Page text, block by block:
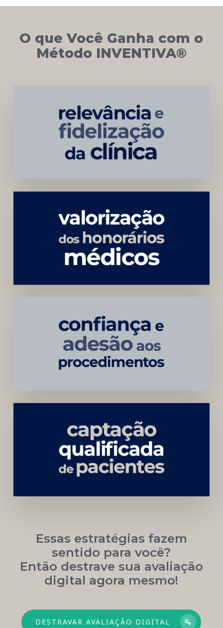
O que Você Ganha com o
Método INVENTIVA®
Networking
e
Autoridade
Institucional
Menor
Dependência
de
Convênios
Construção
Sustentável
da
Marca
Carreira
Médica
Mais
Próspera
Essas estratégias fazem
sentido para você?
Então destrave sua avaliação
digital agora mesmo!
DESTRAVAR AVALIAÇÃO DIGITAL